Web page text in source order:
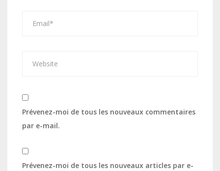
Prévenez-moi de tous les nouveaux commentaires
par e-mail.
Prévenez-moi de tous les nouveaux articles par e-